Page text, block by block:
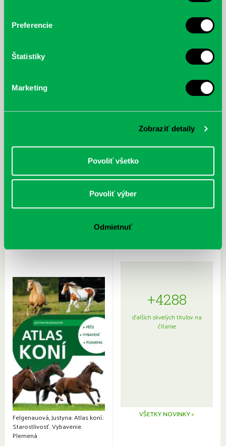
Preferencie
Štatistiky
Marketing
Zobraziť detaily
Povoliť všetko
Povoliť výber
Odmietnuť
Sprievodca po hviezdnej oblohe
Hardy, Paula: Japonsko na tanieri:
kompletný sprievodca
Felgenauová, Justyna: Atlas koní.:
Starostlivosť. Vybavenie.
Plemená
+4288
ďalších skvelých titulov na
čítanie
VŠETKY NOVINKY »